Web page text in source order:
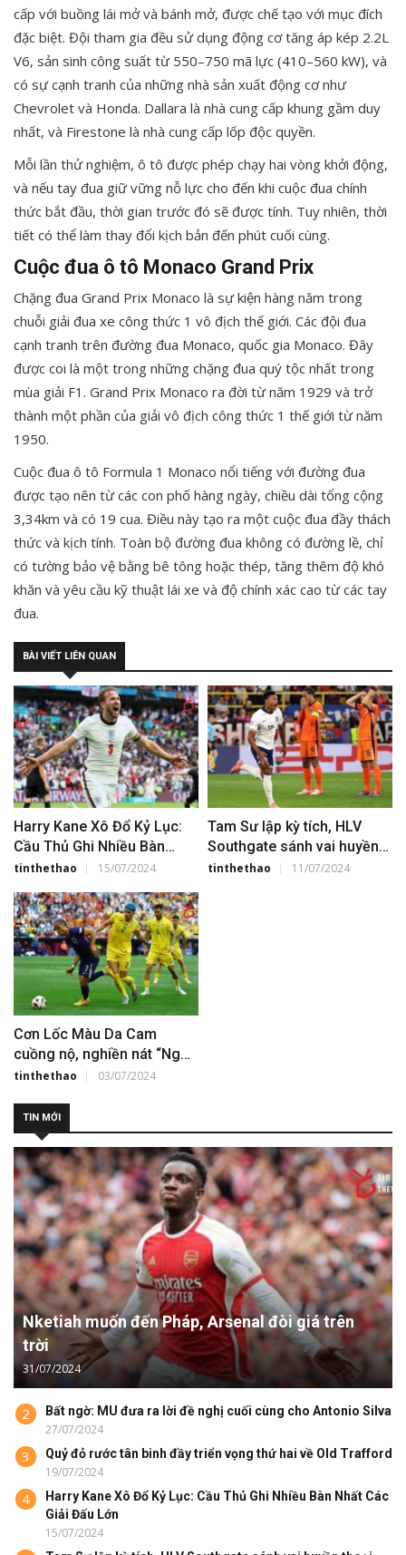
cấp với buồng lái mở và bánh mở, được chế tạo với mục đích
đặc biệt. Đội tham gia đều sử dụng động cơ tăng áp kép 2.2L
V6, sản sinh công suất từ 550–750 mã lực (410–560 kW), và
có sự cạnh tranh của những nhà sản xuất động cơ như
Chevrolet và Honda. Dallara là nhà cung cấp khung gầm duy
nhất, và Firestone là nhà cung cấp lốp độc quyền.
Mỗi lần thử nghiệm, ô tô được phép chạy hai vòng khởi động,
và nếu tay đua giữ vững nỗ lực cho đến khi cuộc đua chính
thức bắt đầu, thời gian trước đó sẽ được tính. Tuy nhiên, thời
tiết có thể làm thay đổi kịch bản đến phút cuối cùng.
Cuộc đua ô tô Monaco Grand Prix
Chặng đua Grand Prix Monaco là sự kiện hàng năm trong
chuỗi giải đua xe công thức 1 vô địch thế giới. Các đội đua
cạnh tranh trên đường đua Monaco, quốc gia Monaco. Đây
được coi là một trong những chặng đua quý tộc nhất trong
mùa giải F1. Grand Prix Monaco ra đời từ năm 1929 và trở
thành một phần của giải vô địch công thức 1 thế giới từ năm
1950.
Cuộc đua ô tô Formula 1 Monaco nổi tiếng với đường đua
được tạo nên từ các con phố hàng ngày, chiều dài tổng cộng
3,34km và có 19 cua. Điều này tạo ra một cuộc đua đầy thách
thức và kịch tính. Toàn bộ đường đua không có đường lề, chỉ
có tường bảo vệ bằng bê tông hoặc thép, tăng thêm độ khó
khăn và yêu cầu kỹ thuật lái xe và độ chính xác cao từ các tay
đua.
BÀI VIẾT LIÊN QUAN
Harry Kane Xô Đổ Kỷ Lục:
Cầu Thủ Ghi Nhiều Bàn
Nhất Các Giải Đấu Lớn
tinthethao 15/07/2024
Tam Sư lập kỳ tích, HLV
Southgate sánh vai huyền
thoại sau khi hạ gục Hà Lan
tinthethao 11/07/2024
Cơn Lốc Màu Da Cam
cuồng nộ, nghiền nát “Ngựa
già” Romania
tinthethao 03/07/2024
TIN MỚI
Nketiah muốn đến Pháp, Arsenal đòi giá trên
trời
31/07/2024
2 Bất ngờ: MU đưa ra lời đề nghị cuối cùng cho Antonio Silva
27/07/2024
3 Quỷ đỏ rước tân binh đầy triển vọng thứ hai về Old Trafford
19/07/2024
4
Harry Kane Xô Đổ Kỷ Lục: Cầu Thủ Ghi Nhiều Bàn Nhất Các
Giải Đấu Lớn
15/07/2024